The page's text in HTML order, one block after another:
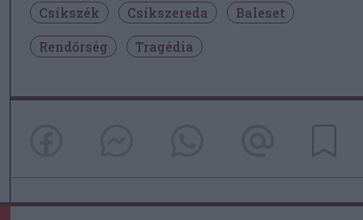
Csíkszék Csíkszereda
Baleset
Rendőrség
Tragédia